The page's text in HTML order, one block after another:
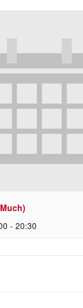
- 20:30